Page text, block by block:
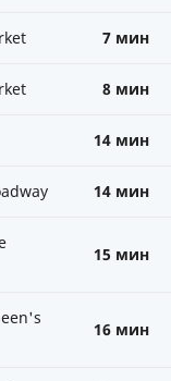
7 мин
8 мин
14 мин
14 мин
15 мин
16 мин